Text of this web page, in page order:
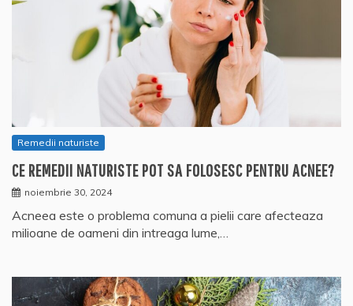
Remedii naturiste
CE REMEDII NATURISTE POT SA FOLOSESC PENTRU ACNEE?
noiembrie 30, 2024
Acneea este o problema comuna a pielii care afecteaza
milioane de oameni din intreaga lume,…